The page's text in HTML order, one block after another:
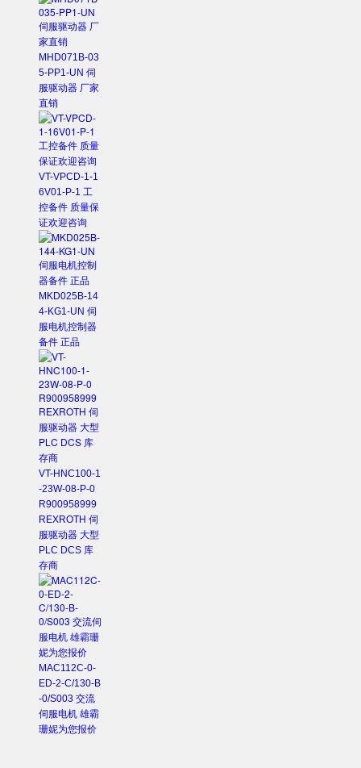
MHD071B-03
5-PP1-UN 伺
服驱动器 厂家
直销
VT-VPCD-1-1
6V01-P-1 工
控备件 质量保
证欢迎咨询
MKD025B-14
4-KG1-UN 伺
服电机控制器
备件 正品
VT-HNC100-1
-23W-08-P-0
R900958999
REXROTH 伺
服驱动器 大型
PLC DCS 库
存商
MAC112C-0-
ED-2-C/130-B
-0/S003 交流
伺服电机 雄霸
珊妮为您报价